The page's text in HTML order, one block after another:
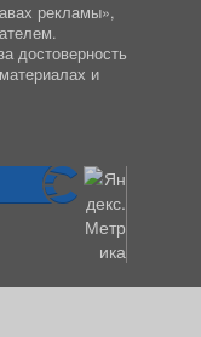
рекламы»,
достоверность
и